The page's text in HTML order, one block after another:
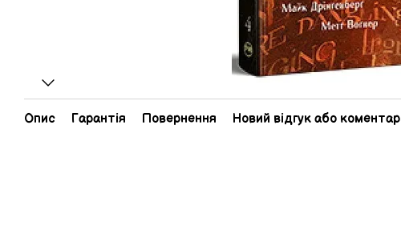
Опис Гарантія Повернення Новий відгук або коментар